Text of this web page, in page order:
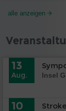
alle anzeigen
13
Aug. Insel
10